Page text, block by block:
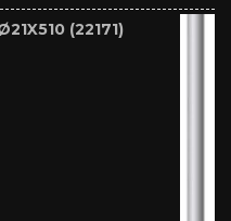
(22171)